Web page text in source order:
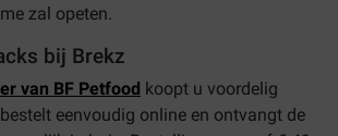
zal opeten.
bij Brekz
van BF Petfood koopt u voordelig
eenvoudig online en ontvangt de